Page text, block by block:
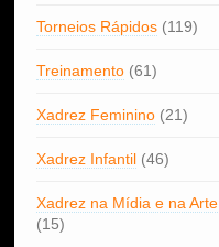
Torneios Rápidos(119)
Treinamento(61)
Xadrez Feminino(21)
Xadrez Infantil(46)
Xadrez na Mídia e na Arte
(15)